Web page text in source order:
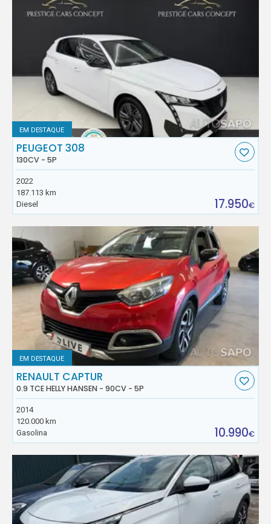
EM DESTAQUE
PEUGEOT 308
130CV - 5P
2022
187.113 km
Diesel
17.950€
EM DESTAQUE
RENAULT CAPTUR
0.9 TCE HELLY HANSEN - 90CV - 5P
2014
120.000 km
Gasolina
10.990€